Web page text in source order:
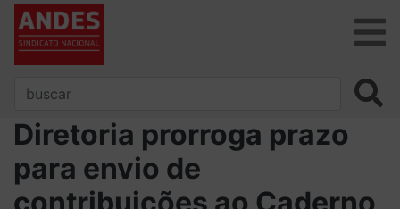
Diretoria prorroga prazo
para envio de